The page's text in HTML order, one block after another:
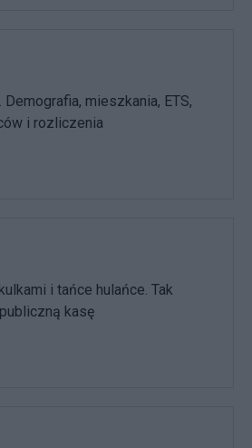
mieszkania, ETS,
i rozliczenia
i tańce hulańce. Tak
kasę